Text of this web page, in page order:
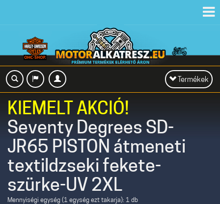
Toggle
navigation
Termékek
KIEMELT AKCIÓ!
Seventy Degrees SD-
JR65 PISTON átmeneti
textildzseki fekete-
szürke-UV 2XL
Mennyiségi egység (1 egység ezt takarja): 1 db